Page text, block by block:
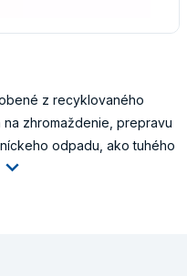
z recyklovaného
zhromaždenie, prepravu
odpadu, ako tuhého